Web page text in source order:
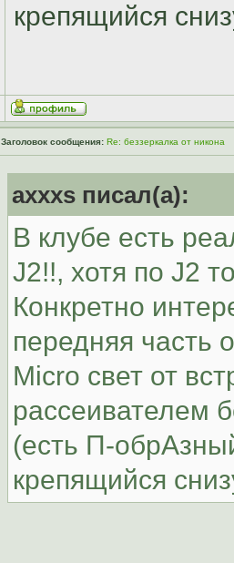
крепящийся
Заголовок сообщения: Re: беззеркалка от никона
axxxs писал(а):
В клубе есть
J2!!, хотя по J2
Конкретно
передняя часть
Micro свет от
рассеивателем
(есть П-
крепящийся